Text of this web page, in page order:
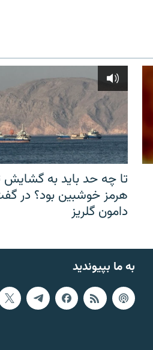
تا چه حد باید به گشایش
هرمز خوشبین بود؟ در
دامون گلریز
به ما بپیوندید